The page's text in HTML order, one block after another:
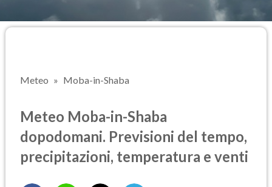
Meteo Moba-in-Shaba
Meteo Moba-in-Shaba
dopodomani. Previsioni del tempo,
precipitazioni, temperatura e venti